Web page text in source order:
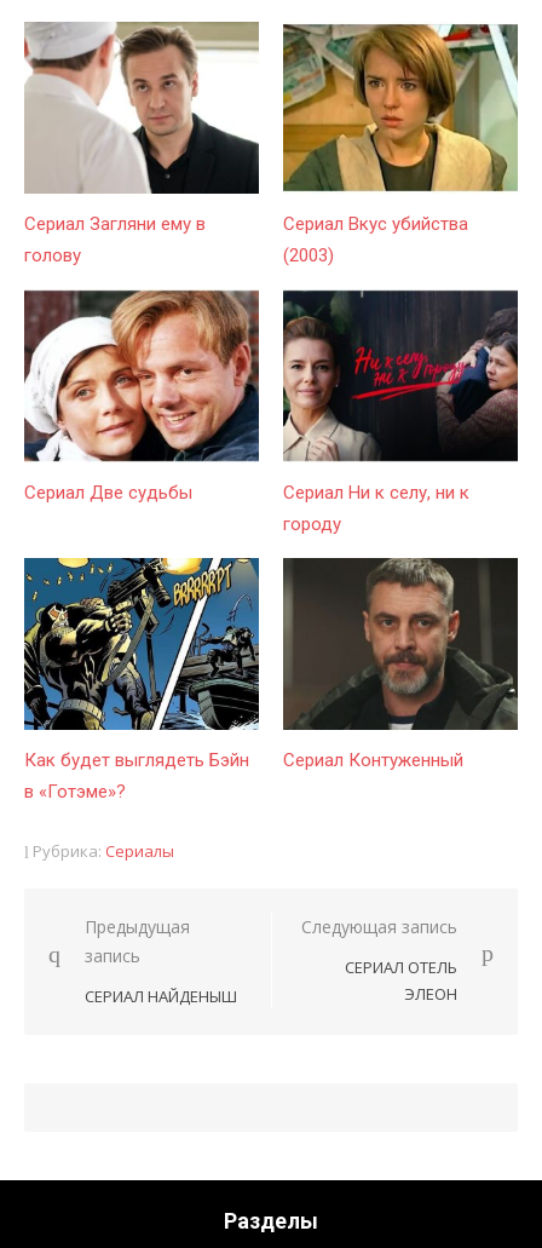
Сериал Загляни ему в
голову
Сериал Вкус убийства
(2003)
Сериал Две судьбы
Сериал Ни к селу, ни к
городу
Как будет выглядеть Бэйн
в «Готэме»?
Сериал Контуженный
Рубрика: Сериалы
Навигация
Предыдущая
запись
СЕРИАЛ НАЙДЕНЫШ
Следующая запись
СЕРИАЛ ОТЕЛЬ
ЭЛЕОН
Разделы